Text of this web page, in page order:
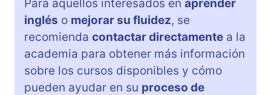
Para aquellos interesados en aprender
inglés o mejorar su fluidez, se
recomienda contactar directamente a la
academia para obtener más información
sobre los cursos disponibles y cómo
pueden ayudar en su proceso de